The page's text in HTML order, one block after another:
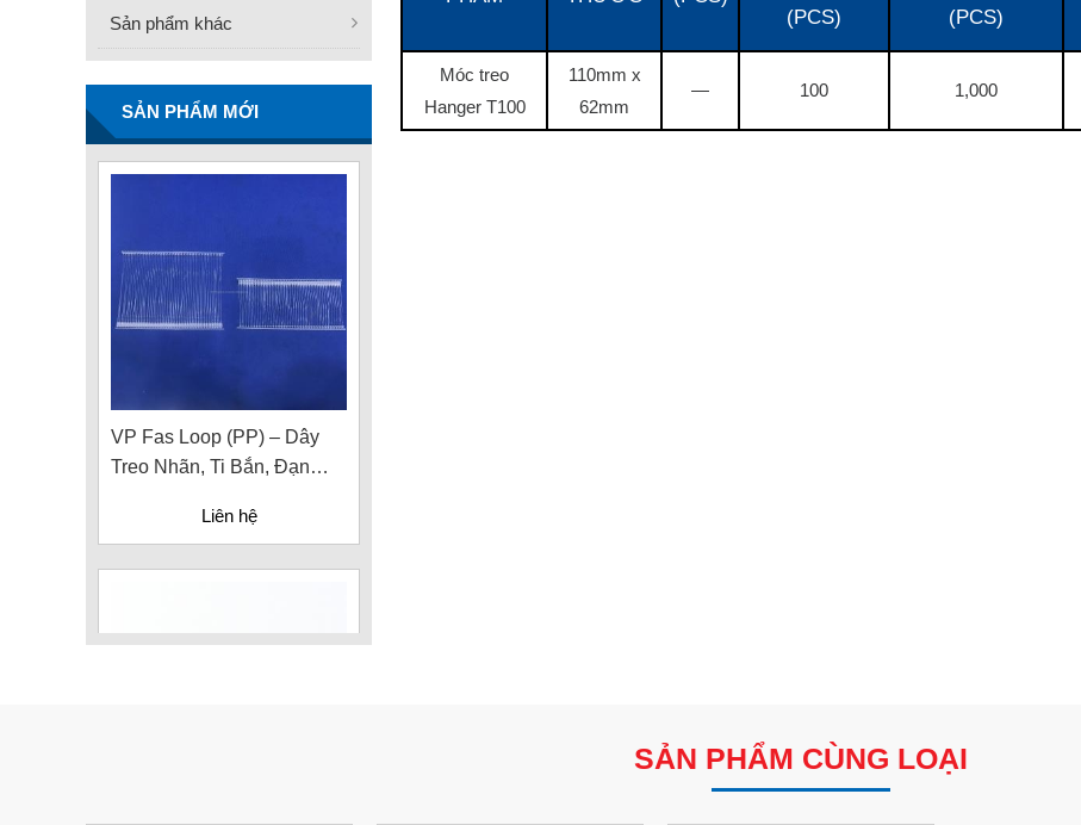
(PCS)
(PCS)
Móc treo
Hanger T100
110mm x
62mm
— 100 1,000
Sản phẩm khác
SẢN PHẨM MỚI
Nhãn Thép Không Gỉ
34.3mm
VP Fas Loop (PP) – Dây
Treo Nhãn, Ti Bắn, Đạn
Vòng Treo Nhãn Mác
SẢN PHẨM CÙNG LOẠI